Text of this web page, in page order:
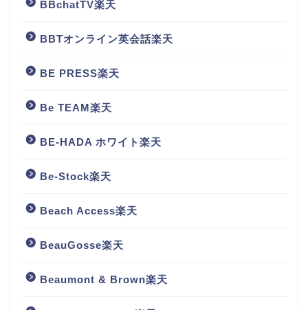
BBchatTV楽天
BBTオンライン英会話楽天
BE PRESS楽天
Be TEAM楽天
BE-HADA ホワイト楽天
Be-Stock楽天
Beach Access楽天
BeauGosse楽天
Beaumont & Brown楽天